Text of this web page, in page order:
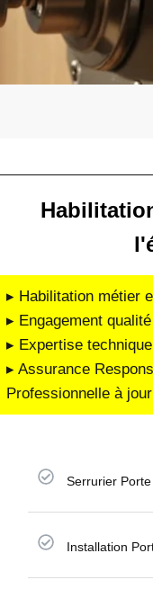
▸ Habilitation métier
▸ Engagement
▸ Expertise
▸ Assurance
Professionnelle à jour
Serrurier
Installation